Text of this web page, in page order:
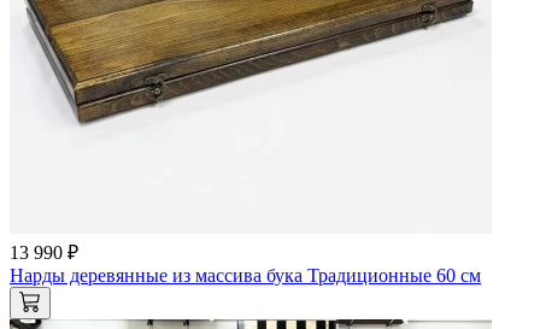
13 990 ₽
Нарды деревянные из массива бука Традиционные 60 см